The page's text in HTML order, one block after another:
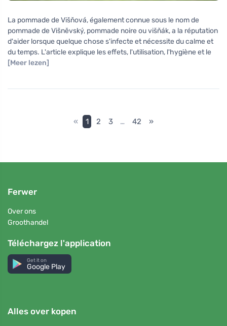
La pommade de Višňová, également connue sous le nom de
pommade de Višněvský, pommade noire ou višňák, a la réputation
d'aider lorsque quelque chose s'infecte et nécessite du calme et
du temps. L'article explique les effets, l'utilisation, l'hygiène et le
[Meer lezen]
« 1 2 3 … 42 »
Ferwer
Over ons
Groothandel
Téléchargez l'application
Get it on
Google Play
Alles over kopen